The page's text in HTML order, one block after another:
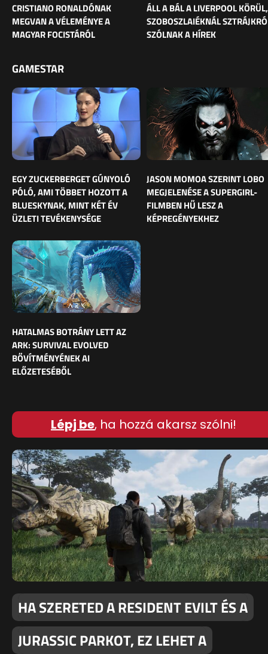
CRISTIANO RONALDÓNAK
MEGVAN A VÉLEMÉNYE A
MAGYAR FOCISTÁRÓL
ÁLL A BÁL A LIVERPOOL KÖRÜL,
SZOBOSZLAIÉKNÁL
SZÓLNAK A HÍREK
GAMESTAR
EGY ZUCKERBERGET GÚNYOLÓ
PÓLÓ, AMI TÖBBET HOZOTT A
BLUESKYNAK, MINT KÉT ÉV
ÜZLETI TEVÉKENYSÉGE
JASON MOMOA SZERINT LOBO
MEGJELENÉSE A SUPERGIRL-
FILMBEN HŰ LESZ A
KÉPREGÉNYEKHEZ
HATALMAS BOTRÁNY LETT AZ
ARK: SURVIVAL EVOLVED
BŐVÍTMÉNYÉNEK AI
ELŐZETESÉBŐL
Lépj be, ha hozzá akarsz szólni!
HA SZERETED A RESIDENT EVILT ÉS A
JURASSIC PARKOT, EZ LEHET A